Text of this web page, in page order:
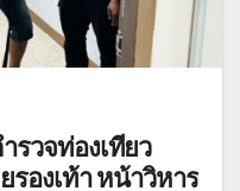
วจท่องเที่ยว
องเท้า หน้าวิหาร